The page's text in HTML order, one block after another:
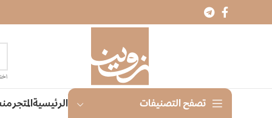
تصفح التصنيفات الرئيسيةالمتجر